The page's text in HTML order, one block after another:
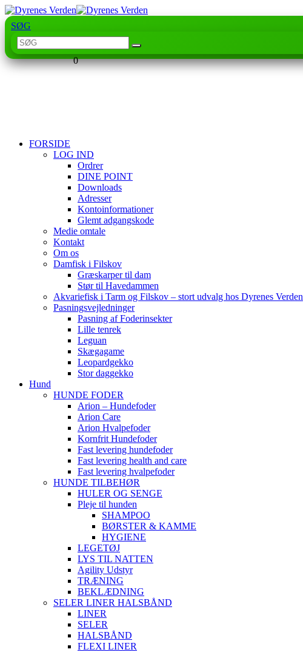
SØG
0
FORSIDE
LOG IND
Ordrer
DINE POINT
Downloads
Adresser
Kontoinformationer
Glemt adgangskode
Medie omtale
Kontakt
Om os
Damfisk i Filskov
Græskarper til dam
Stør til Havedammen
Akvariefisk i Tarm og Filskov – stort udvalg hos Dyrenes Verden
Pasningsvejledninger
Pasning af Foderinsekter
Lille tenrek
Leguan
Skægagame
Leopardgekko
Stor daggekko
Hund
HUNDE FODER
Arion – Hundefoder
Arion Care
Arion Hvalpefoder
Kornfrit Hundefoder
Fast levering hundefoder
Fast levering health and care
Fast levering hvalpefoder
HUNDE TILBEHØR
HULER OG SENGE
Pleje til hunden
SHAMPOO
BØRSTER & KAMME
HYGIENE
LEGETØJ
LYS TIL NATTEN
Agility Udstyr
TRÆNING
BEKLÆDNING
SELER LINER HALSBÅND
LINER
SELER
HALSBÅND
FLEXI LINER